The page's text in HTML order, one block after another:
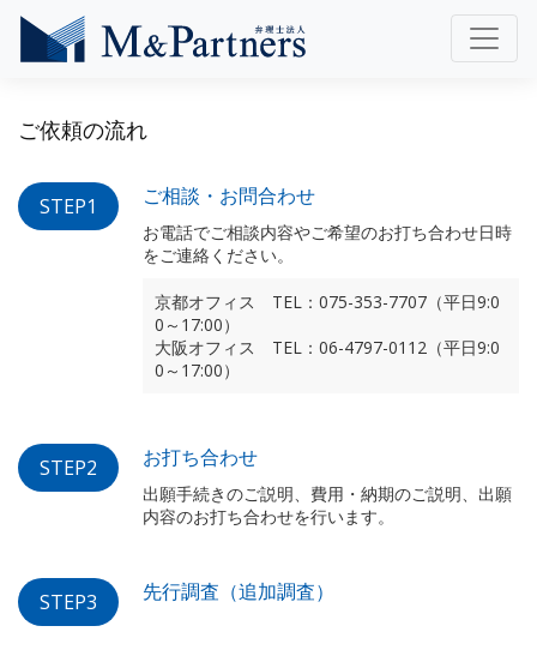
ご依頼の流れ
STEP1 ご相談・お問合わせ
お電話でご相談内容やご希望のお打ち合わせ日時
をご連絡ください。
京都オフィス TEL：075-353-7707（平日9:0
0～17:00）
大阪オフィス TEL：06-4797-0112（平日9:0
0～17:00）
STEP2 お打ち合わせ
出願手続きのご説明、費用・納期のご説明、出願
内容のお打ち合わせを行います。
STEP3 先行調査（追加調査）